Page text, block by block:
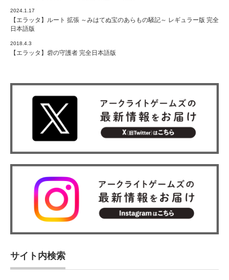
2024.1.17
【エラッタ】ルート 拡張 ～みはてぬ宝のあらもの騒記～ レギュラー版 完全
日本語版
2018.4.3
【エラッタ】砦の守護者 完全日本語版
サイト内検索